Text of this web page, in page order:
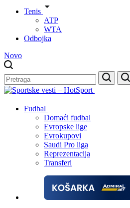
Tenis
ATP
WTA
Odbojka
Novo
Fudbal
Domaći fudbal
Evropske lige
Evrokupovi
Saudi Pro liga
Reprezentacija
Transferi